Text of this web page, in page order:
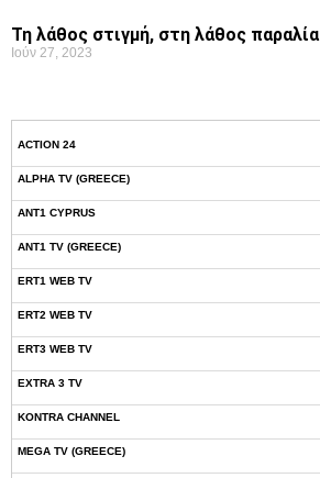
Τη λάθος στιγμή, στη λάθος παραλία
Ιούν 27, 2023
ACTION 24
ALPHA TV (GREECE)
ANT1 CYPRUS
ANT1 TV (GREECE)
ERT1 WEB TV
ERT2 WEB TV
ERT3 WEB TV
EXTRA 3 TV
KONTRA CHANNEL
MEGA TV (GREECE)